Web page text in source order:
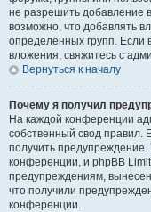
не разрешить добавление
возможно, что добавлять
определённых групп. Если
вложения, свяжитесь с
Вернуться к началу
Почему я получил
На каждой конференции
собственный свод
получить
конференции, и phpBB
предупреждениям,
что получили
конференции.